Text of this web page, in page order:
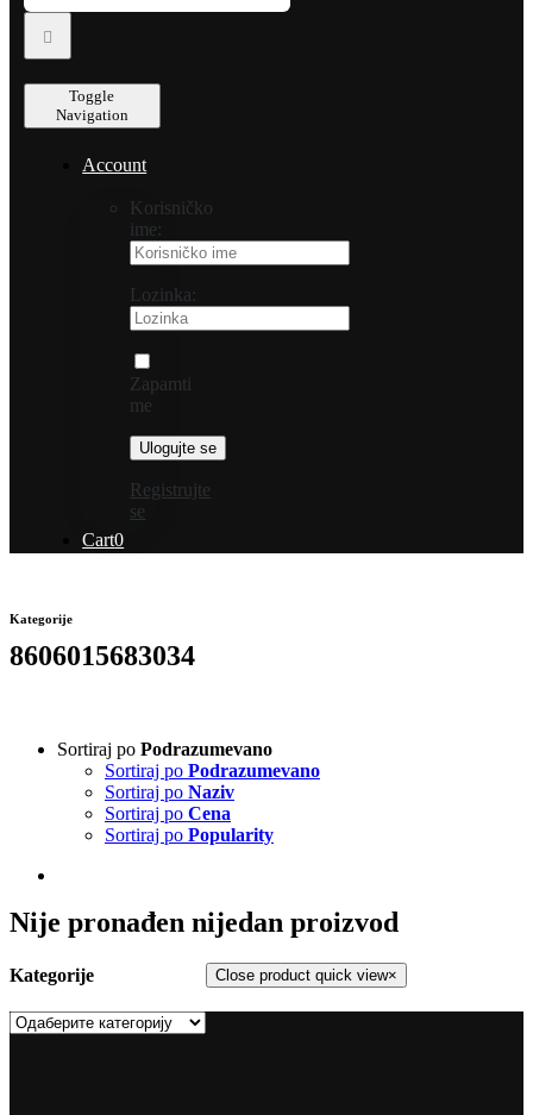
Toggle
Navigation
Account
Korisničko
ime:
Lozinka:
Zapamti
me
Registrujte
se
Cart0
Kategorije
8606015683034
Sortiraj po Podrazumevano
Sortiraj po Podrazumevano
Sortiraj po Naziv
Sortiraj po Cena
Sortiraj po Popularity
Nije pronađen nijedan proizvod
Kategorije Close product quick view×